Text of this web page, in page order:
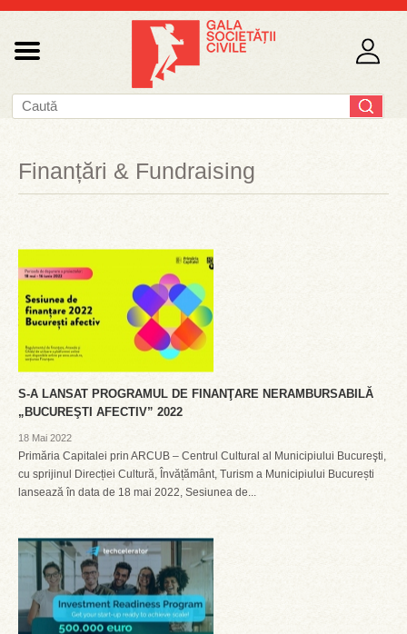
Finanțări & Fundraising
S-A LANSAT PROGRAMUL DE FINANŢARE NERAMBURSABILĂ
„BUCUREŞTI AFECTIV” 2022
18 Mai 2022
Primăria Capitalei prin ARCUB – Centrul Cultural al Municipiului Bucureşti,
cu sprijinul Direcției Cultură, Învățământ, Turism a Municipiului București
lansează în data de 18 mai 2022, Sesiunea de...